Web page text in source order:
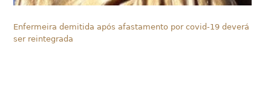
Enfermeira demitida após afastamento por covid-19 deverá
ser reintegrada